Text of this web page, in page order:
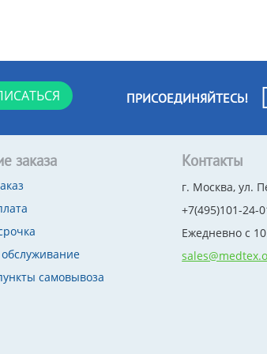
ПРИСОЕДИНЯЙТЕСЬ!
заказа
самовывоза
Контакты
г. Москва, ул.
+7(495)101-24-
Ежедневно с